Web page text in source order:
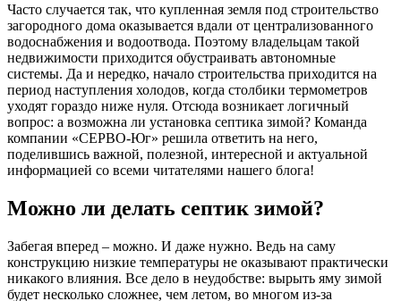
Часто случается так, что купленная земля под строительство
загородного дома оказывается вдали от централизованного
водоснабжения и водоотвода. Поэтому владельцам такой
недвижимости приходится обустраивать автономные
системы. Да и нередко, начало строительства приходится на
период наступления холодов, когда столбики термометров
уходят гораздо ниже нуля. Отсюда возникает логичный
вопрос: а возможна ли установка септика зимой? Команда
компании «СЕРВО-Юг» решила ответить на него,
поделившись важной, полезной, интересной и актуальной
информацией со всеми читателями нашего блога!
Можно ли делать септик зимой?
Забегая вперед – можно. И даже нужно. Ведь на саму
конструкцию низкие температуры не оказывают практически
никакого влияния. Все дело в неудобстве: вырыть яму зимой
будет несколько сложнее, чем летом, во многом из-за